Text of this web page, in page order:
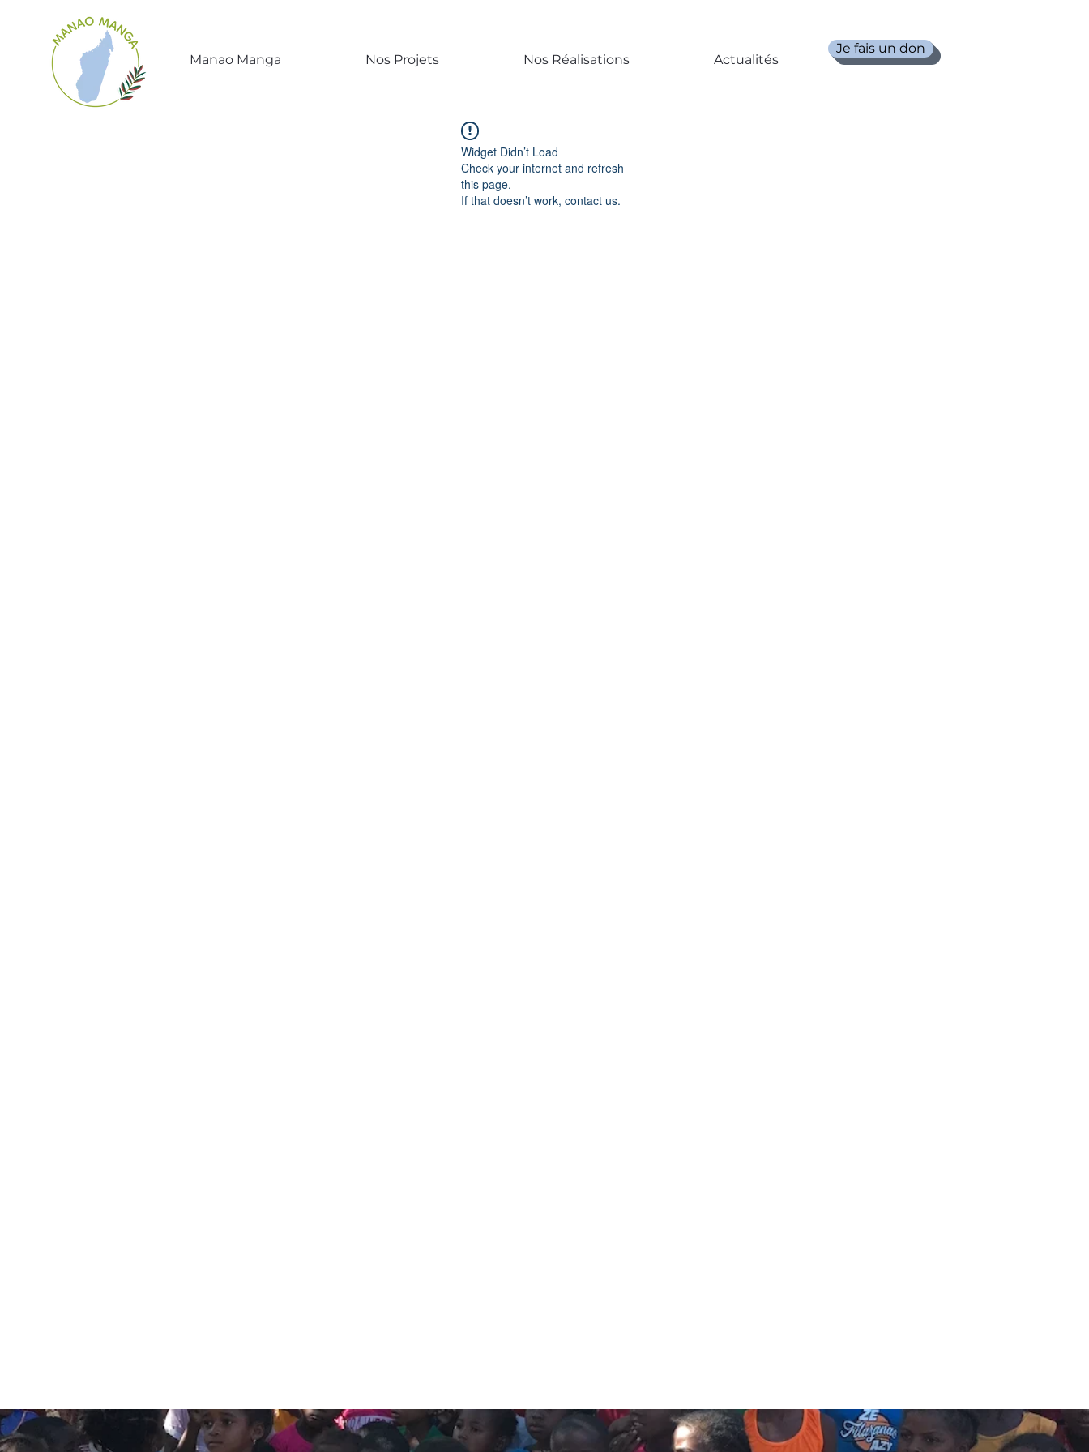
Manao Manga Nos Projets Nos Réalisations Actualités
Je fais un don
Widget Didn’t Load
Check your internet and refresh
this page.
If that doesn’t work, contact us.